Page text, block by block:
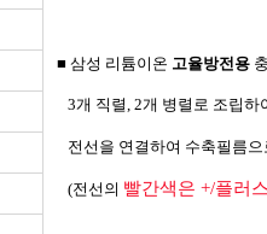
■ 삼성 리튬이온 고율방전용
3개 직렬, 2개 병렬로 조립하
전선을 연결하여 수축필름
(전선의 빨간색은 +/플러스